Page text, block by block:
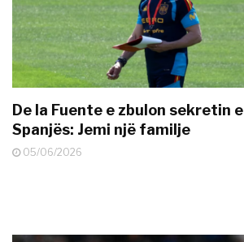
De la Fuente e zbulon sekretin e
Spanjës: Jemi një familje
05/06/2026